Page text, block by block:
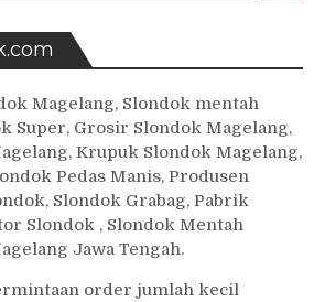
Magelang, Slondok mentah
Super, Grosir Slondok Magelang,
Krupuk Slondok Magelang,
Pedas Manis, Produsen
Slondok Grabag, Pabrik
Slondok , Slondok Mentah
Jawa Tengah.
order jumlah kecil